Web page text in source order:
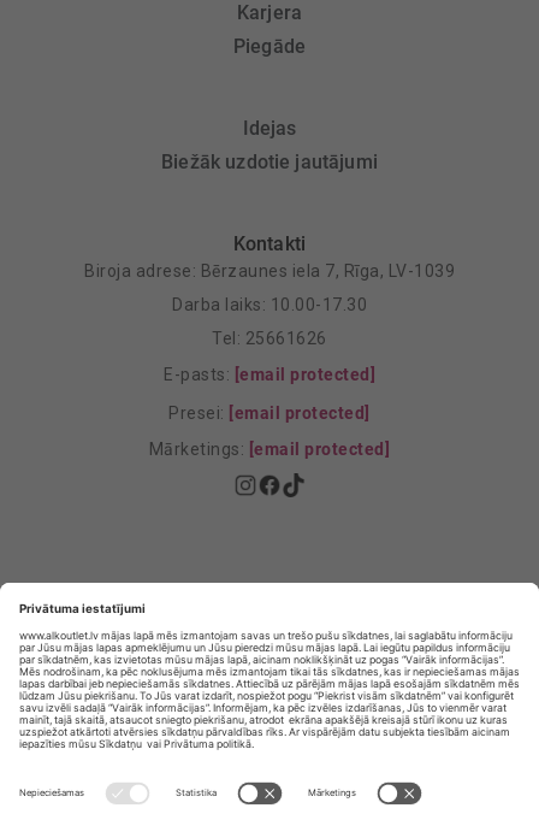
Karjera
Piegāde
Idejas
Biežāk uzdotie jautājumi
Kontakti
Biroja adrese: Bērzaunes iela 7, Rīga, LV-1039
Darba laiks: 10.00-17.30
Tel: 25661626
E-pasts: [email protected]
Presei: [email protected]
Mārketings: [email protected]
Privātuma Iestatījumi
E-veikala lietošanas noteikumi